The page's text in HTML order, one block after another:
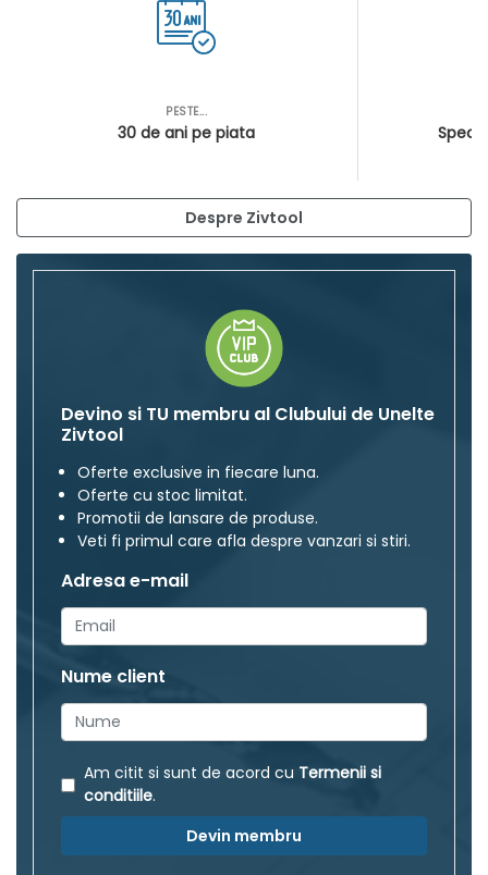
PESTE...
30 de ani pe piata
Despre Zivtool
Devino si TU membru al Clubului de Unelte
Zivtool
Oferte exclusive in fiecare luna.
Oferte cu stoc limitat.
Promotii de lansare de produse.
Veti fi primul care afla despre vanzari si stiri.
Adresa e-mail
Nume client
Am citit si sunt de acord cu Termenii si
conditiile.
Devin membru